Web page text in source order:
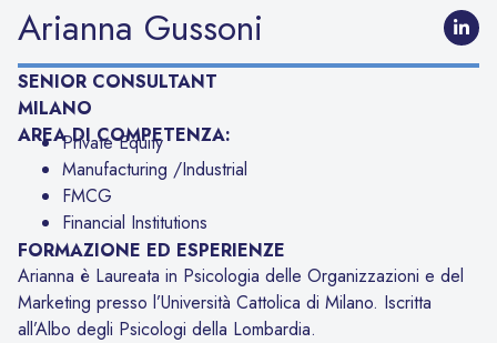
Arianna Gussoni
SENIOR CONSULTANT
MILANO
AREA DI COMPETENZA:
Private Equity
Manufacturing /Industrial
FMCG
Financial Institutions
FORMAZIONE ED ESPERIENZE
Arianna è Laureata in Psicologia delle Organizzazioni e del
Marketing presso l’Università Cattolica di Milano. Iscritta
all’Albo degli Psicologi della Lombardia.